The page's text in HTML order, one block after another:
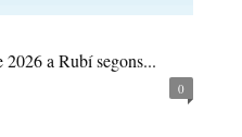
a Rubí segons...
0